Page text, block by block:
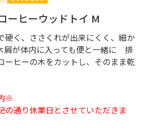
ーヒーウッドトイ M
硬く、ささくれが出来にくく、細か
屑が体内に入っても便と一緒に 排
ーヒーの木をカットし、そのまま乾
※
の通り休業日とさせていただきま